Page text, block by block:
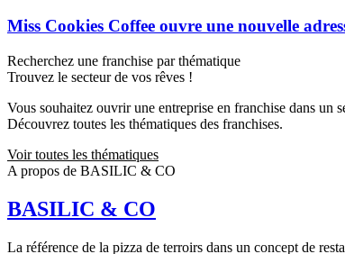
Miss Cookies Coffee ouvre une nouvelle
Recherchez une franchise par thématique
Trouvez le secteur de vos rêves !
Vous souhaitez ouvrir une entreprise en franchise dans un
Découvrez toutes les thématiques des franchises.
Voir toutes les thématiques
A propos de BASILIC & CO
BASILIC & CO
La référence de la pizza de terroirs dans un concept de